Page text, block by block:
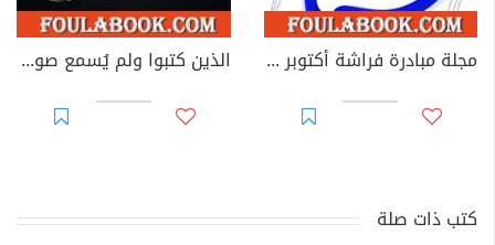
مجلة مبادرة فراشة أكتوبر - العدد 39 الذين كتبوا ولم يُسمع صوتهم
كتب ذات صلة